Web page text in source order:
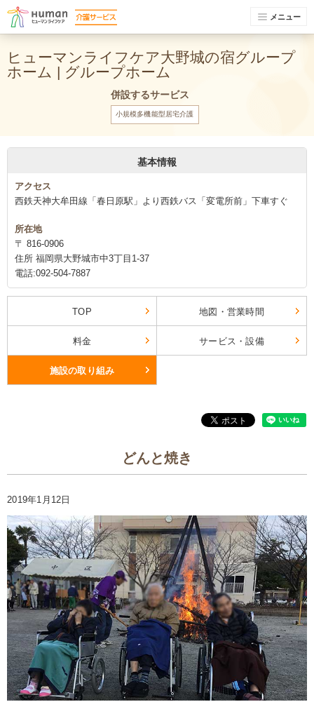
メニュー
ヒューマンライフケア大野城の宿グループ
ホーム | グループホーム
併設するサービス
小規模多機能型居宅介護
基本情報
アクセス
西鉄天神大牟田線「春日原駅」より西鉄バス「変電所前」下車すぐ
所在地
〒 816-0906
住所 福岡県大野城市中3丁目1-37
電話:092-504-7887
TOP 地図・営業時間
料金 サービス・設備
施設の取り組み
どんと焼き
2019年1月12日